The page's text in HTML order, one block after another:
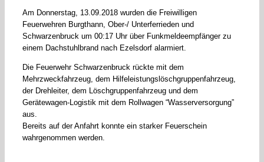
Am Donnerstag, 13.09.2018 wurden die Freiwilligen
Feuerwehren Burgthann, Ober-/ Unterferrieden und
Schwarzenbruck um 00:17 Uhr über Funkmeldeempfänger zu
einem Dachstuhlbrand nach Ezelsdorf alarmiert.
Die Feuerwehr Schwarzenbruck rückte mit dem
Mehrzweckfahrzeug, dem Hilfeleistungslöschgruppenfahrzeug,
der Drehleiter, dem Löschgruppenfahrzeug und dem
Gerätewagen-Logistik mit dem Rollwagen “Wasserversorgung”
aus.
Bereits auf der Anfahrt konnte ein starker Feuerschein
wahrgenommen werden.